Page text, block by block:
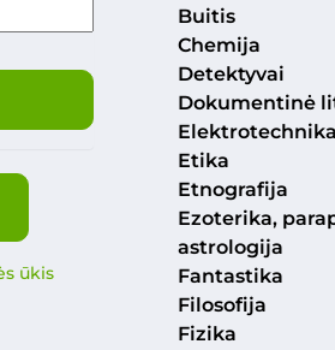
ūkis
Buitis
Chemija
Detektyvai
Dokumentinė
Elektrotechnika
Etika
Etnografija
Ezoterika,
astrologija
Fantastika
Filosofija
Fizika